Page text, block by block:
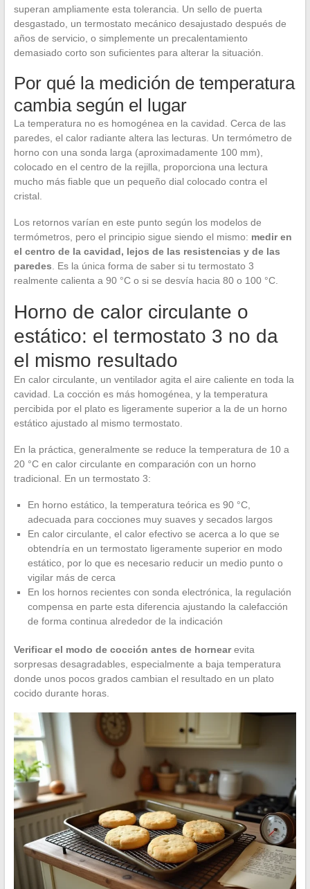
superan ampliamente esta tolerancia. Un sello de puerta
desgastado, un termostato mecánico desajustado después de
años de servicio, o simplemente un precalentamiento
demasiado corto son suficientes para alterar la situación.
Por qué la medición de temperatura
cambia según el lugar
La temperatura no es homogénea en la cavidad. Cerca de las
paredes, el calor radiante altera las lecturas. Un termómetro de
horno con una sonda larga (aproximadamente 100 mm),
colocado en el centro de la rejilla, proporciona una lectura
mucho más fiable que un pequeño dial colocado contra el
cristal.
Los retornos varían en este punto según los modelos de
termómetros, pero el principio sigue siendo el mismo: medir en
el centro de la cavidad, lejos de las resistencias y de las
paredes. Es la única forma de saber si tu termostato 3
realmente calienta a 90 °C o si se desvía hacia 80 o 100 °C.
Horno de calor circulante o
estático: el termostato 3 no da
el mismo resultado
En calor circulante, un ventilador agita el aire caliente en toda la
cavidad. La cocción es más homogénea, y la temperatura
percibida por el plato es ligeramente superior a la de un horno
estático ajustado al mismo termostato.
En la práctica, generalmente se reduce la temperatura de 10 a
20 °C en calor circulante en comparación con un horno
tradicional. En un termostato 3:
En horno estático, la temperatura teórica es 90 °C,
adecuada para cocciones muy suaves y secados largos
En calor circulante, el calor efectivo se acerca a lo que se
obtendría en un termostato ligeramente superior en modo
estático, por lo que es necesario reducir un medio punto o
vigilar más de cerca
En los hornos recientes con sonda electrónica, la regulación
compensa en parte esta diferencia ajustando la calefacción
de forma continua alrededor de la indicación
Verificar el modo de cocción antes de hornearevita
sorpresas desagradables, especialmente a baja temperatura
donde unos pocos grados cambian el resultado en un plato
cocido durante horas.